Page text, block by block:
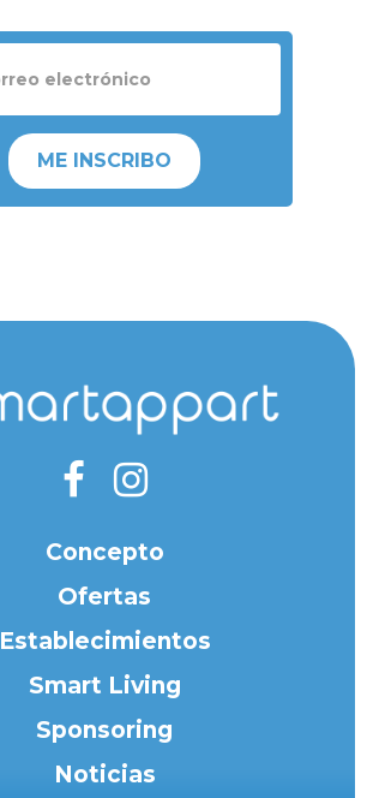
ME INSCRIBO
Concepto
Ofertas
Establecimientos
Smart Living
Sponsoring
Noticias